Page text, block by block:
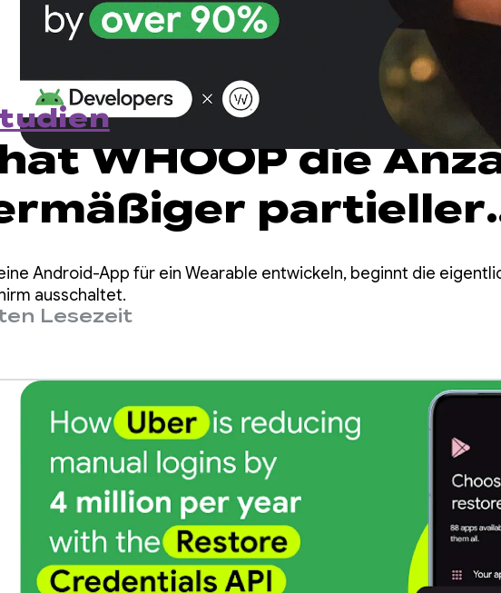
WHOOP die
partieller
Sitzungen
90 % reduziert
Android-App für ein Wearable entwickeln, beginnt die
ausschaltet.
Lesezeit